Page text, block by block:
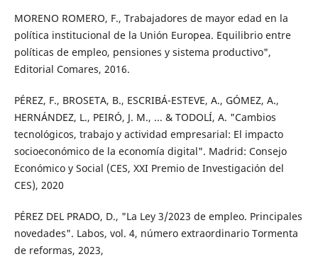
MORENO ROMERO, F., Trabajadores de mayor edad en la
política institucional de la Unión Europea. Equilibrio entre
políticas de empleo, pensiones y sistema productivo",
Editorial Comares, 2016.
PÉREZ, F., BROSETA, B., ESCRIBÁ-ESTEVE, A., GÓMEZ, A.,
HERNÁNDEZ, L., PEIRÓ, J. M., ... & TODOLÍ, A. "Cambios
tecnológicos, trabajo y actividad empresarial: El impacto
socioeconómico de la economía digital". Madrid: Consejo
Económico y Social (CES, XXI Premio de Investigación del
CES), 2020
PÉREZ DEL PRADO, D., "La Ley 3/2023 de empleo. Principales
novedades". Labos, vol. 4, número extraordinario Tormenta
de reformas, 2023,